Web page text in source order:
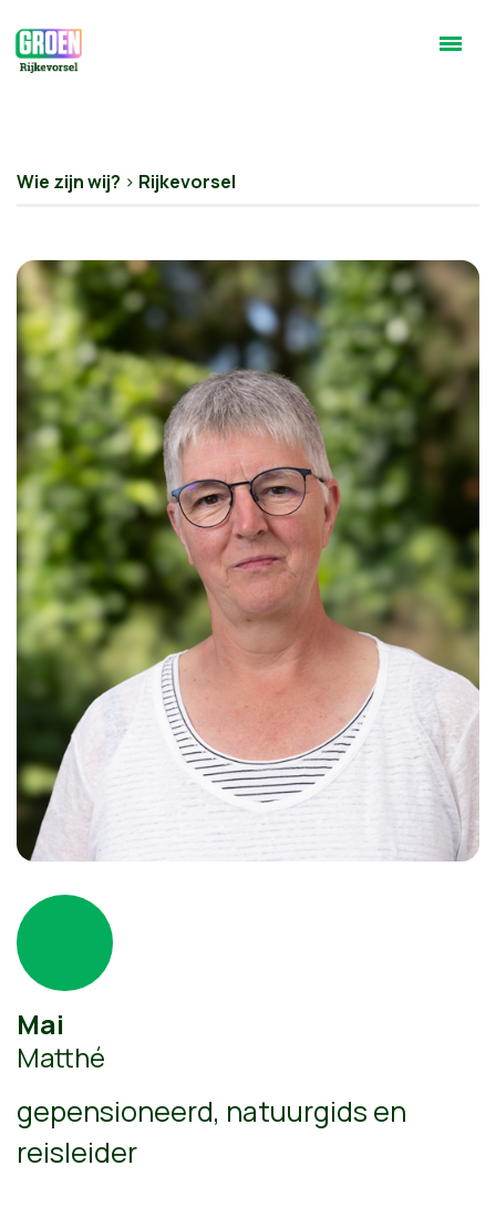
Wie zijn wij? > Rijkevorsel
Mai
Matthé
gepensioneerd, natuurgids en
reisleider